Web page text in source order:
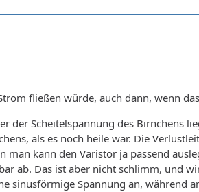
fließen würde, auch dann, wenn
der Scheitelspannung des Birnchens
als es noch heile war. Die
kann den Varistor ja passend
ab. Das ist aber nicht schlimm, und
sinusförmige Spannung an, während